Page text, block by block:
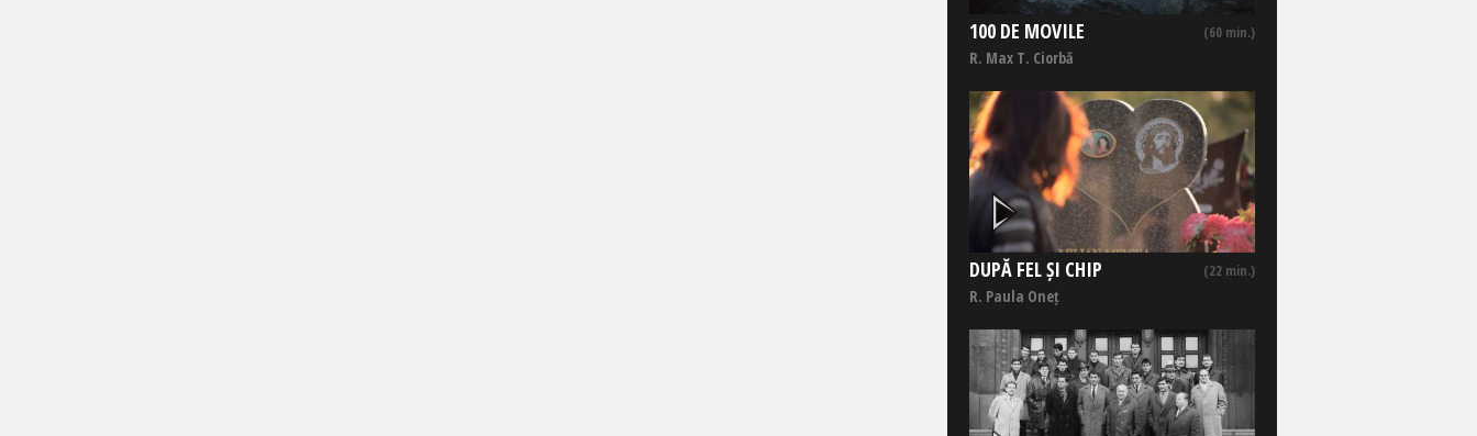
100 DE MOVILE (60 min.)
R. Max T. Ciorbă
DUPĂ FEL ȘI CHIP (22 min.)
R. Paula Oneț